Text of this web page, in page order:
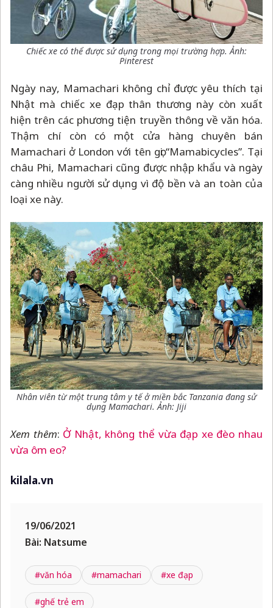
Chiếc xe có thể được sử dụng trong mọi trường hợp. Ảnh:
Pinterest
Ngày nay, Mamachari không chỉ được yêu thích tại
Nhật mà chiếc xe đạp thân thương này còn xuất
hiện trên các phương tiện truyền thông về văn hóa.
Thậm chí còn có một cửa hàng chuyên bán
Mamachari ở London với tên gọi “Mamabicycles”. Tại
châu Phi, Mamachari cũng được nhập khẩu và ngày
càng nhiều người sử dụng vì độ bền và an toàn của
loại xe này.
Nhân viên từ một trung tâm y tế ở miền bắc Tanzania đang sử
dụng Mamachari. Ảnh: Jiji
Xem thêm: Ở Nhật, không thể vừa đạp xe đèo nhau
vừa ôm eo?
kilala.vn
19/06/2021
Bài: Natsume
#văn hóa #mamachari #xe đạp
#ghế trẻ em